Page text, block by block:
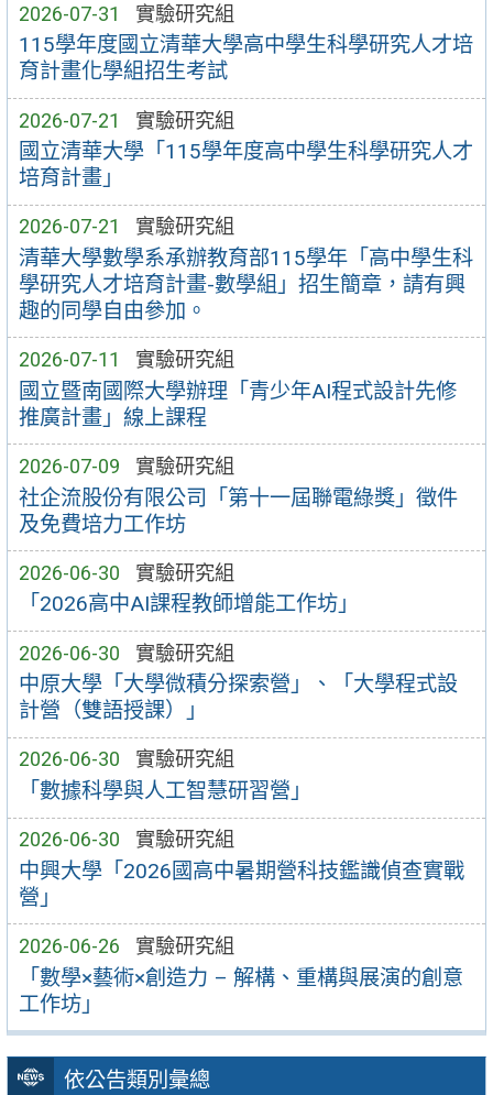
2026-07-31 實驗研究組
115學年度國立清華大學高中學生科學研究人才培
育計畫化學組招生考試
2026-07-21 實驗研究組
國立清華大學「115學年度高中學生科學研究人才
培育計畫」
2026-07-21 實驗研究組
清華大學數學系承辦教育部115學年「高中學生科
學研究人才培育計畫-數學組」招生簡章，請有興
趣的同學自由參加。
2026-07-11 實驗研究組
國立暨南國際大學辦理「青少年AI程式設計先修
推廣計畫」線上課程
2026-07-09 實驗研究組
社企流股份有限公司「第十一屆聯電綠獎」徵件
及免費培力工作坊
2026-06-30 實驗研究組
「2026高中AI課程教師增能工作坊」
2026-06-30 實驗研究組
中原大學「大學微積分探索營」、「大學程式設
計營（雙語授課）」
2026-06-30 實驗研究組
「數據科學與人工智慧研習營」
2026-06-30 實驗研究組
中興大學「2026國高中暑期營科技鑑識偵查實戰
營」
2026-06-26 實驗研究組
「數學×藝術×創造力 – 解構、重構與展演的創意
工作坊」
依公告類別彙總